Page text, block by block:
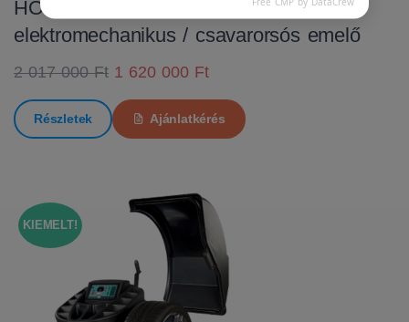
HOFMANN MTF 3000 C
elektromechanikus / csavarorsós emelő
2 017 000 Ft 1 620 000 Ft
Részletek Ajánlatkérés
KIEMELT!